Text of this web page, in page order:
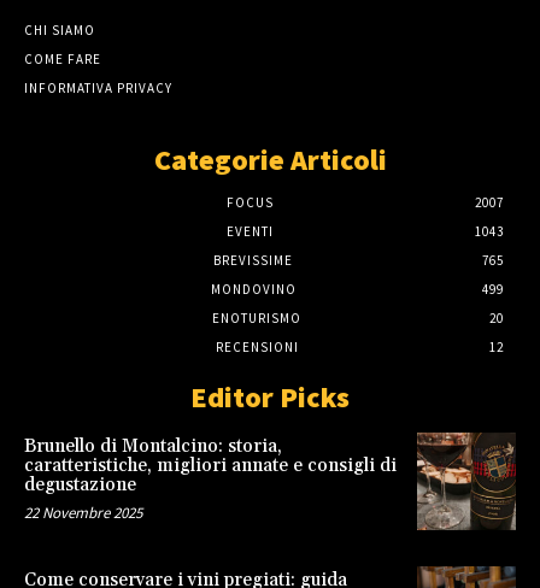
CHI SIAMO
COME FARE
INFORMATIVA PRIVACY
Categorie Articoli
FOCUS
2007
EVENTI
1043
BREVISSIME
765
MONDOVINO
499
ENOTURISMO
20
RECENSIONI
12
Editor Picks
Brunello di Montalcino: storia,
caratteristiche, migliori annate e consigli di
degustazione
22 Novembre 2025
Come conservare i vini pregiati: guida